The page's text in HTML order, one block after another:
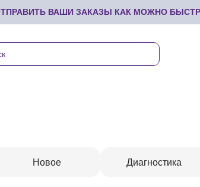
ВАШИ ЗАКАЗЫ КАК МОЖНО
Новое Диагностика